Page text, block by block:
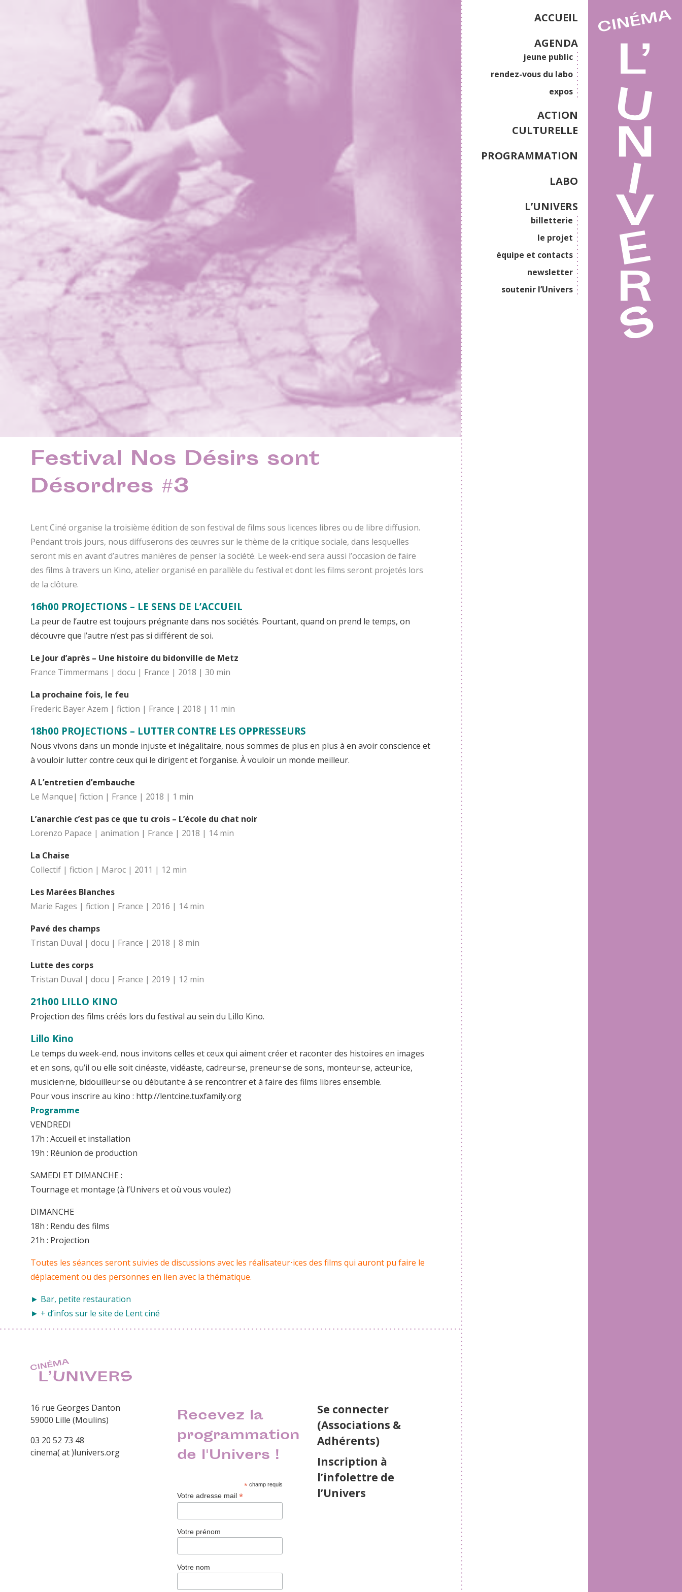
ACCUEIL
AGENDA
jeune public
rendez-vous du labo
expos
ACTION
CULTURELLE
PROGRAMMATION
LABO
L’UNIVERS
billetterie
le projet
équipe et contacts
newsletter
soutenir l’Univers
Festival Nos Désirs sont
Désordres #3
Lent Ciné organise la troisième édition de son festival de films sous licences libres ou de libre diffusion.
Pendant trois jours, nous diffuserons des œuvres sur le thème de la critique sociale, dans lesquelles
seront mis en avant d’autres manières de penser la société. Le week-end sera aussi l’occasion de faire
des films à travers un Kino, atelier organisé en parallèle du festival et dont les films seront projetés lors
de la clôture.
16h00 PROJECTIONS – LE SENS DE L’ACCUEIL
La peur de l’autre est toujours prégnante dans nos sociétés. Pourtant, quand on prend le temps, on
découvre que l’autre n’est pas si différent de soi.
Le Jour d’après – Une histoire du bidonville de Metz
France Timmermans | docu | France | 2018 | 30 min
La prochaine fois, le feu
Frederic Bayer Azem | fiction | France | 2018 | 11 min
18h00 PROJECTIONS – LUTTER CONTRE LES OPPRESSEURS
Nous vivons dans un monde injuste et inégalitaire, nous sommes de plus en plus à en avoir conscience et
à vouloir lutter contre ceux qui le dirigent et l’organise. À vouloir un monde meilleur.
A L’entretien d’embauche
Le Manque| fiction | France | 2018 | 1 min
L’anarchie c’est pas ce que tu crois – L’école du chat noir
Lorenzo Papace | animation | France | 2018 | 14 min
La Chaise
Collectif | fiction | Maroc | 2011 | 12 min
Les Marées Blanches
Marie Fages | fiction | France | 2016 | 14 min
Pavé des champs
Tristan Duval | docu | France | 2018 | 8 min
Lutte des corps
Tristan Duval | docu | France | 2019 | 12 min
21h00 LILLO KINO
Projection des films créés lors du festival au sein du Lillo Kino.
Lillo Kino
Le temps du week-end, nous invitons celles et ceux qui aiment créer et raconter des histoires en images
et en sons, qu’il ou elle soit cinéaste, vidéaste, cadreur·se, preneur·se de sons, monteur·se, acteur·ice,
musicien·ne, bidouilleur·se ou débutant·e à se rencontrer et à faire des films libres ensemble.
Pour vous inscrire au kino : http://lentcine.tuxfamily.org
Programme
VENDREDI
17h : Accueil et installation
19h : Réunion de production
SAMEDI ET DIMANCHE :
Tournage et montage (à l’Univers et où vous voulez)
DIMANCHE
18h : Rendu des films
21h : Projection
Toutes les séances seront suivies de discussions avec les réalisateur⋅ices des films qui auront pu faire le
déplacement ou des personnes en lien avec la thématique.
► Bar, petite restauration
► + d’infos sur le site de Lent ciné
16 rue Georges Danton
59000 Lille (Moulins)
03 20 52 73 48
cinema( at )lunivers.org
Recevez la
programmation
de l'Univers !
*champ requis
Votre adresse mail*
Votre prénom
Votre nom
Se connecter
(Associations &
Adhérents)
Inscription à
l’infolettre de
l’Univers